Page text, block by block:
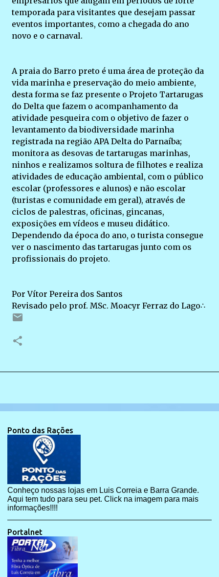
temporada para visitantes que desejam passar
eventos importantes, como a chegada do ano
novo e o carnaval.
A praia do Barro preto é uma área de proteção da
vida marinha e preservação do meio ambiente,
desta forma se faz presente o Projeto Tartarugas
do Delta que fazem o acompanhamento da
atividade pesqueira com o objetivo de fazer o
levantamento da biodiversidade marinha
registrada na região APA Delta do Parnaíba;
monitora as desovas de tartarugas marinhas,
ninhos e realizamos soltura de filhotes e realiza
atividades de educação ambiental, com o público
escolar (professores e alunos) e não escolar
(turistas e comunidade em geral), através de
ciclos de palestras, oficinas, gincanas,
exposições em vídeos e museu didático.
Dependendo da época do ano, o turista consegue
ver o nascimento das tartarugas junto com os
profissionais do projeto.
Por Vítor Pereira dos Santos
Revisado pelo prof. MSc. Moacyr Ferraz do Lago∴
Ponto das Rações
Conheço nossas lojas em Luis Correia e Barra Grande.
Aqui tem tudo para seu pet. Click na imagem para mais
informações!!!!
Portalnet